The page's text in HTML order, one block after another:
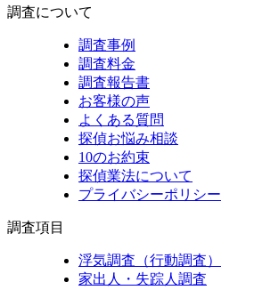
調査について
調査事例
調査料金
調査報告書
お客様の声
よくある質問
探偵お悩み相談
10のお約束
探偵業法について
プライバシーポリシー
調査項目
浮気調査（行動調査）
家出人・失踪人調査